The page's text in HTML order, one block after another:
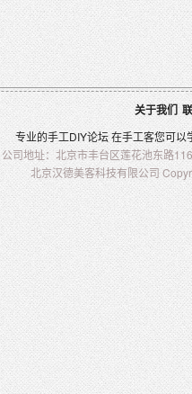
关于我们
专业的手工DIY论坛 在手工客您可以
公司地址：北京市丰台区莲花池东路
北京汉德美客科技有限公司